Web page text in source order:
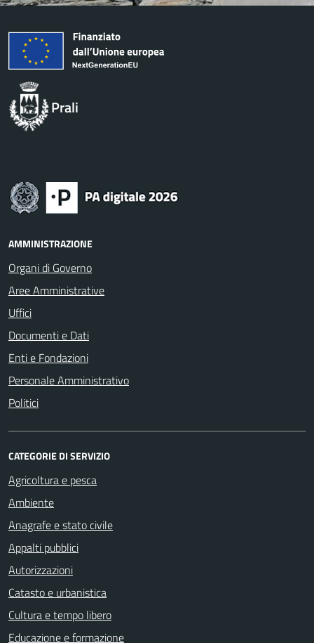
Prali
AMMINISTRAZIONE
Organi di Governo
Aree Amministrative
Uffici
Documenti e Dati
Enti e Fondazioni
Personale Amministrativo
Politici
CATEGORIE DI SERVIZIO
Agricoltura e pesca
Ambiente
Anagrafe e stato civile
Appalti pubblici
Autorizzazioni
Catasto e urbanistica
Cultura e tempo libero
Educazione e formazione